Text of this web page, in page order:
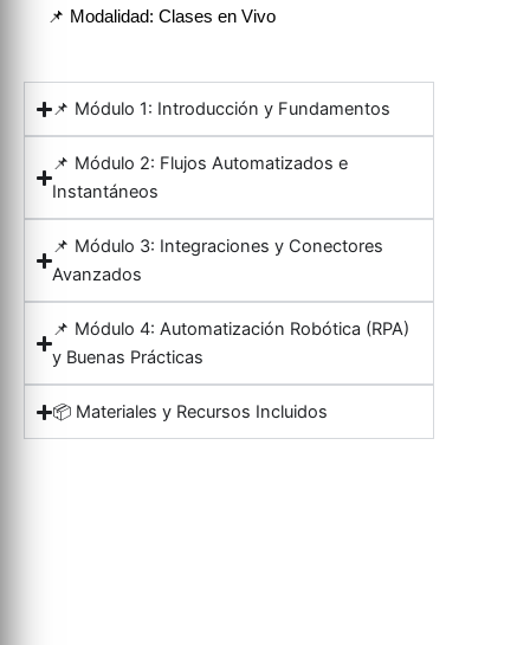
📌 Modalidad: Clases en Vivo
📌 Módulo 1: Introducción y Fundamentos
📌 Módulo 2: Flujos Automatizados e
Instantáneos
📌 Módulo 3: Integraciones y Conectores
Avanzados
📌 Módulo 4: Automatización Robótica (RPA)
y Buenas Prácticas
📦 Materiales y Recursos Incluidos